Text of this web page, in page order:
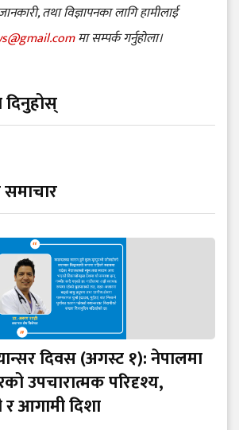
तथा विज्ञापनका लागि हामीलाई
मा सम्पर्क गर्नुहोला।
दिनुहोस्
समाचार
दिवस (अगस्ट १): नेपालमा
उपचारात्मक परिदृश्य,
र आगामी दिशा